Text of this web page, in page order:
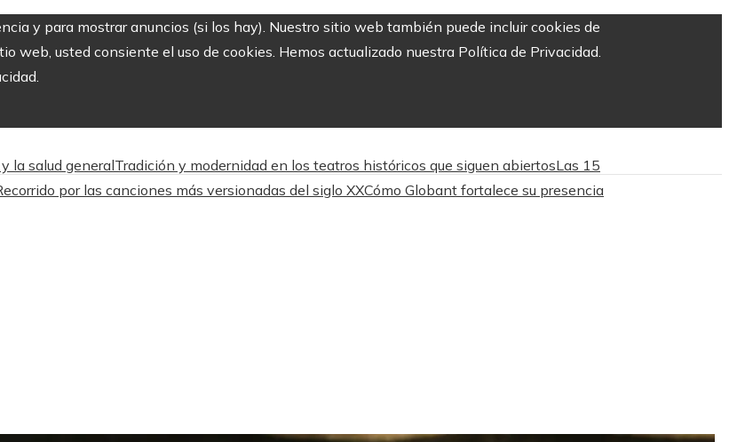
y para mostrar anuncios (si los hay). Nuestro sitio web también puede incluir cookies de
web, usted consiente el uso de cookies. Hemos actualizado nuestra Política de Privacidad.
la salud generalTradición y modernidad en los teatros históricos que siguen abiertosLas 15
por las canciones más versionadas del siglo XXCómo Globant fortalece su presencia